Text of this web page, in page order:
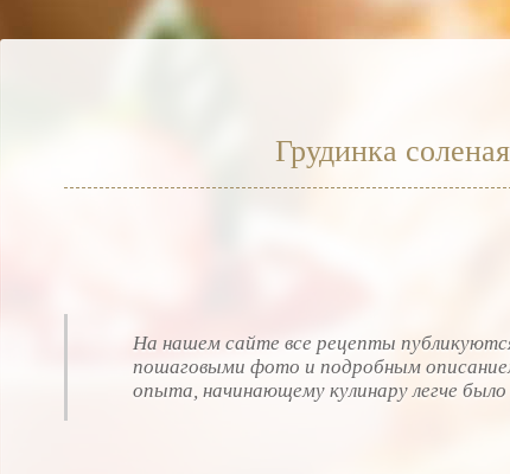
Грудинка
На нашем сайте все рецепты
пошаговыми фото и подробным
опыта, начинающему кулинару легче